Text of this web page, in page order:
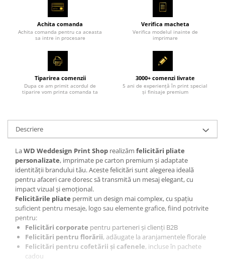
Achita comanda
Achita comanda pentru ca aceasta
sa intre in procesare
Verifica macheta
Verifica modelul inainte de
imprimare
Tiparirea comenzii
Dupa ce am primit acordul de
tiparire vom printa comanda ta
3000+ comenzi livrate
5 ani de experiență în print special
și finisaje premium
Descriere
LaWD Weddesign Print Shop realizăm felicitări pliate
personalizate, imprimate pe carton premium și adaptate
identității brandului tău. Aceste felicitări sunt alegerea ideală
pentru afaceri care doresc să transmită un mesaj elegant, cu
impact vizual și emoțional.
Felicitările pliate permit un design mai complex, cu spațiu
suficient pentru mesaje, logo sau elemente grafice, fiind potrivite
pentru:
Felicitări corporate pentru parteneri și clienți B2B
Felicitări pentru florării, adăugate la aranjamentele florale
Felicitări pentru cofetării și cafenele, incluse în pachete
cadou